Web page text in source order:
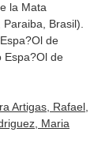
la Mata
Brasil).
de
Espa?Ol de
Artigas, Rafael,
Maria